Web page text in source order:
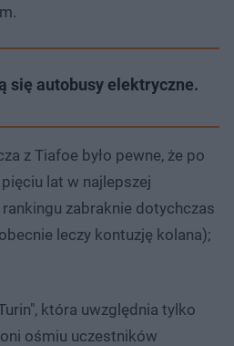
się autobusy elektryczne.
z Tiafoe było pewne, że po
lat w najlepszej
zabraknie dotychczas
leczy kontuzję kolana);
która uwzględnia tylko
ośmiu uczestników